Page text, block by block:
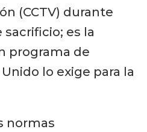
(CCTV) durante
es la
programa de
lo exige para la
normas